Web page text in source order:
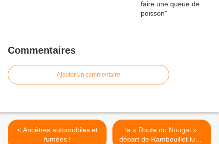
Commentaires
Ajouter un commentaire
< Ancêtres automobiles et
fumées !
la « Route du Nougat »,
départ de Rambouillet lundi